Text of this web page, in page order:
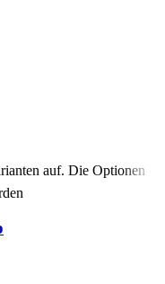
auf. Die Optionen